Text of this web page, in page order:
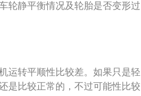
轮静平衡情况及轮胎是否变形过
、送专业维修点检查，更换损坏
给转向轴。方向盘在驾驶员与车
来自道路的剧烈震动。
运转平顺性比较差。如果只是轻
是比较正常的，不过可能性比较